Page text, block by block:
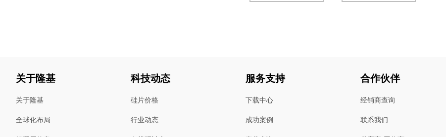
关于隆基
关于隆基
全球化布局
科技动态
硅片价格
行业动态
服务支持
下载中心
成功案例
合作伙伴
经销商查询
联系我们